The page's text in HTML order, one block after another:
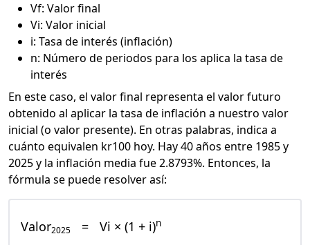
Vf: Valor final
Vi: Valor inicial
i: Tasa de interés (inflación)
n: Número de periodos para los aplica la tasa de
interés
En este caso, el valor final representa el valor futuro
obtenido al aplicar la tasa de inflación a nuestro valor
inicial (o valor presente). En otras palabras, indica a
cuánto equivalen kr100 hoy. Hay 40 años entre 1985 y
2025 y la inflación media fue 2.8793%. Entonces, la
fórmula se puede resolver así:
Valor2025 = Vi × (1 + i)n